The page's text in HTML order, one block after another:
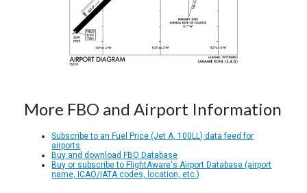
More FBO and Airport Information
Subscribe to an Fuel Price (Jet A, 100LL) data feed for
airports
Buy and download FBO Database
Buy or subscribe to FlightAware's Airport Database (airport
name, ICAO/IATA codes, location, etc.)